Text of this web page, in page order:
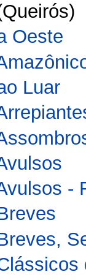
Oeste
Luar
-